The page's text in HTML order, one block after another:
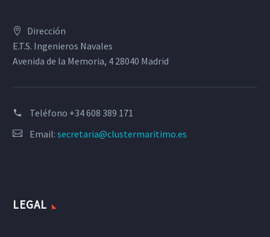
Dirección
E.T.S. Ingenieros Navales
Avenida de la Memoria, 4 28040 Madrid
Teléfono +34 608 389 171
Email: secretaria@clustermaritimo.es
LEGAL